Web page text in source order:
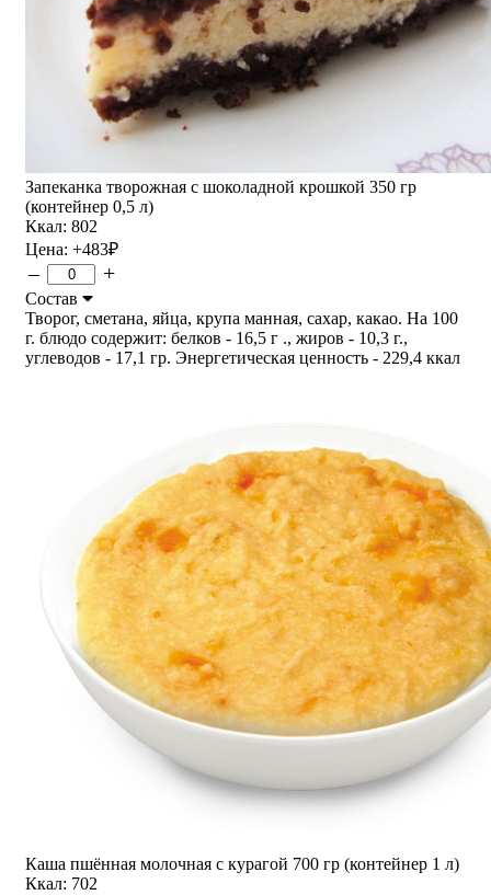
Запеканка творожная с шоколадной крошкой 350 гр
(контейнер 0,5 л)
Ккал: 802
Цена: +483₽
– +
Состав
Творог, сметана, яйца, крупа манная, сахар, какао. На 100
г. блюдо содержит: белков - 16,5 г ., жиров - 10,3 г.,
углеводов - 17,1 гр. Энергетическая ценность - 229,4 ккал
Каша пшённая молочная с курагой 700 гр (контейнер 1 л)
Ккал: 702